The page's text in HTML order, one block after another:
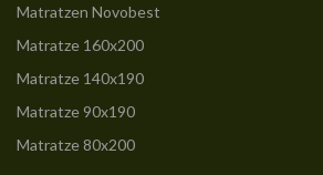
Matratzen Novobest
Matratze 160x200
Matratze 140x190
Matratze 90x190
Matratze 80x200